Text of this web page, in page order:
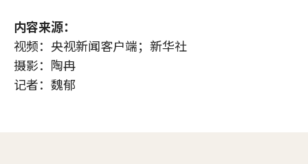
内容来源：
视频：央视新闻客户端；新华社
摄影：陶冉
记者：魏郁